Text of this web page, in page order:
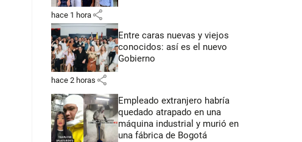
hace 1 hora share
Entre caras nuevas y viejos
conocidos: así es el nuevo
Gobierno
hace 2 horas share
Empleado extranjero habría
quedado atrapado en una
máquina industrial y murió en
una fábrica de Bogotá